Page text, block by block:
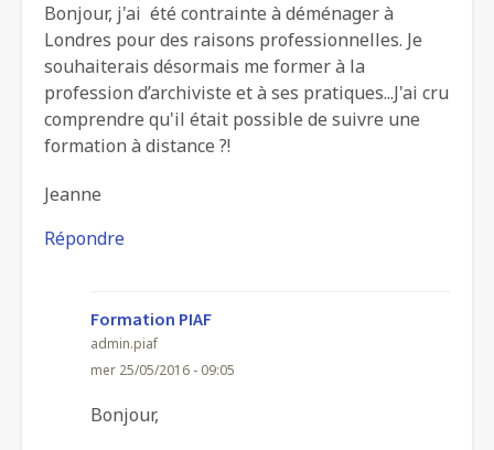
Bonjour, j'ai été contrainte à déménager à
Londres pour des raisons professionnelles. Je
souhaiterais désormais me former à la
profession d’archiviste et à ses pratiques...J'ai cru
comprendre qu'il était possible de suivre une
formation à distance ?!
Jeanne
Répondre
Formation PIAF
admin.piaf
mer 25/05/2016 - 09:05
En
Bonjour,